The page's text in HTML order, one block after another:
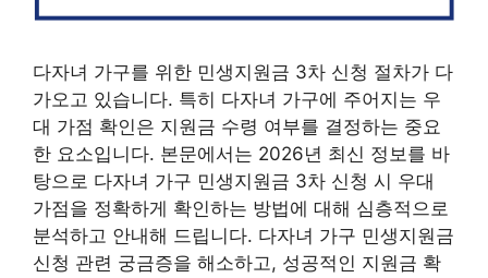
다자녀 가구를 위한 민생지원금 3차 신청 절차가 다
가오고 있습니다. 특히 다자녀 가구에 주어지는 우
대 가점 확인은 지원금 수령 여부를 결정하는 중요
한 요소입니다. 본문에서는 2026년 최신 정보를 바
탕으로 다자녀 가구 민생지원금 3차 신청 시 우대
가점을 정확하게 확인하는 방법에 대해 심층적으로
분석하고 안내해 드립니다. 다자녀 가구 민생지원금
신청 관련 궁금증을 해소하고, 성공적인 지원금 확